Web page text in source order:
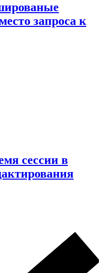
запроса к
сессии в